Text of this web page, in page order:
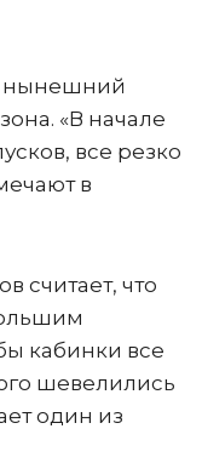
нынешний
«В начале
все резко
в
считает, что
кабинки все
шевелились
один из